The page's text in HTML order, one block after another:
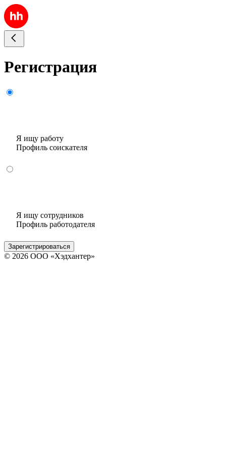
Регистрация
Я ищу работу
Профиль соискателя
Я ищу сотрудников
Профиль работодателя
Зарегистрироваться
© 2026 ООО «Хэдхантер»